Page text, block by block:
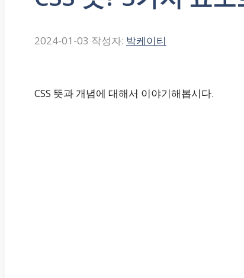
2024-01-03 작성자: 박케이티
CSS 뜻과 개념에 대해서 이야기해봅시다.